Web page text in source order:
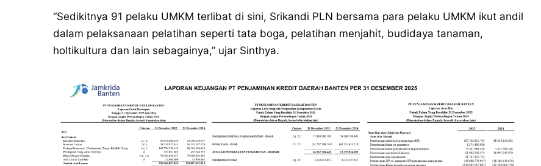
“Sedikitnya 91 pelaku UMKM terlibat di sini, Srikandi PLN bersama para pelaku UMKM ikut andil
dalam pelaksanaan pelatihan seperti tata boga, pelatihan menjahit, budidaya tanaman,
holtikultura dan lain sebagainya,” ujar Sinthya.